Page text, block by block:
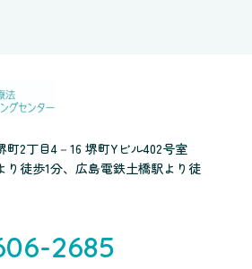
町2丁目4－16 堺町Yビル402号室
り徒歩1分、広島電鉄土橋駅より徒
2685